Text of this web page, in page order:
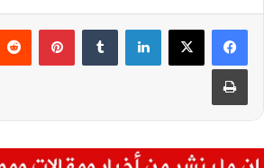
لينكدإن
طباعة